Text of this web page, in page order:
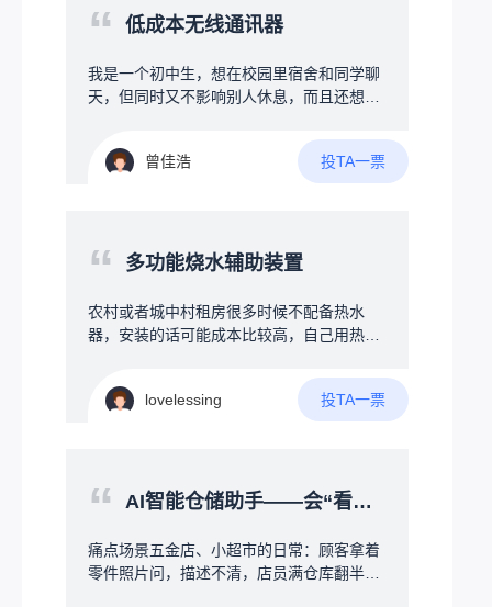
“ 低成本无线通讯器
我是一个初中生，想在校园里宿舍和同学聊
天，但同时又不影响别人休息，而且还想跨
带手机等电子产品，所以想搞一个可以发一
些消息的通讯器，最好是能保存聊天记录
吧，不要求保存太多，能保存一些就行，并
尽可能压低，最好在50元以内，我接触过一
触的都是软件，对硬件什么的不太了解，了
解不多，也是最近刚开始了解……所以关于
目，但是那几个都没有公开具体的硬件信息
以及源代码什么的，只是一些展示，并且
说加上时间、日期什么的，并且要求体积小
一些，希望能有大佬看到后分享一些方案之
曾佳浩 投TA一票
“ 多功能烧水辅助装置
农村或者城中村租房很多时候不配备热水
器，安装的话可能成本比较高，自己用热得
做其他事情，所以需要设计一款协助烧水的
装置，第一可以确保接地，不会触电，其次
就是多功能辅助方式，首先是温度设定功
以持续通电PID控温，保证一直有热水，还
水，减少烧水等待时间，使用全自动洗衣机
方式接管水管和加热器，真正无需人干预智
lovelessing 投TA一票
“ AI智能仓储助手——会“看图听话”的智能货架地图
痛点场景五金店、小超市的日常：顾客拿着
零件照片问，描述不清，店员满仓库翻半